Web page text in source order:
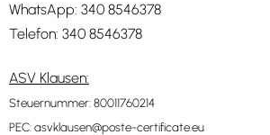
WhatsApp: 340 8546378
Telefon: 340 8546378
ASV Klausen:
Steuernummer: 80011760214
PEC:asvklausen@poste-certificate.eu